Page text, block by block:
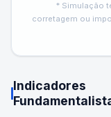
* Simulação
corretagem ou
Indicadores